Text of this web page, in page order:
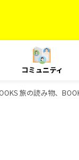
コミュニティ
旅の読み物、